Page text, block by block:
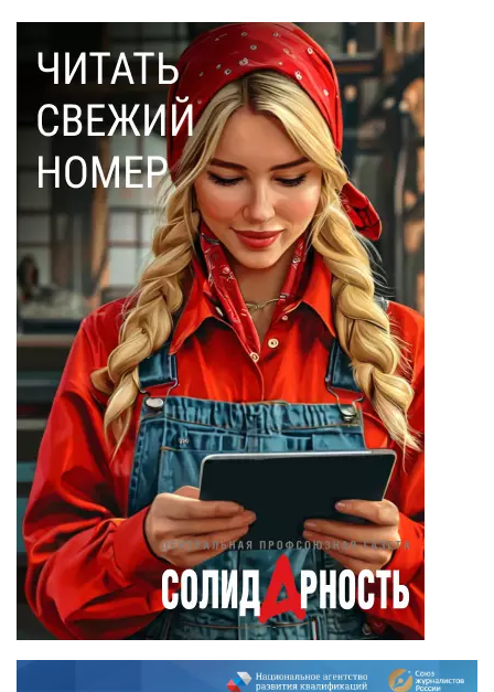
Монте-Кристо(40)
Ольга Соловьева
(28)
Эдмон Дантес(28)
Наталья Кочемина
(23)
Вадим Барабанов
(18)
Дмитрий Чуйков
(18)
Камиль Айсин (18)
Александр
Запесоцкий(16)
Александр
Боданин(15)
Алена Беллис(15)
Александр
Илларионов(14)